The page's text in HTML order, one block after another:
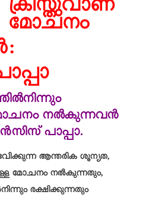
ക്രിസ്തുവാണ്
മോചനം
നൽകുന്നവൻ
പാപ്പാ.
ആന്തരിക ശൂന്യത,
മോചനം നൽകുന്നതും,
രക്ഷിക്കുന്നതും